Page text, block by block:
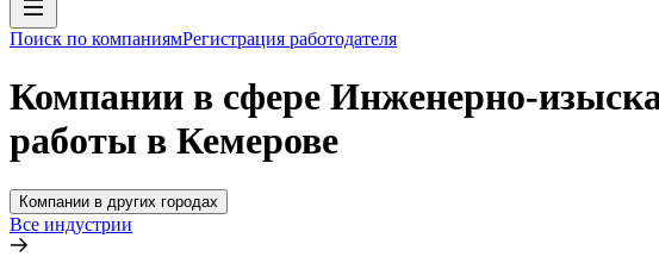
Поиск по компаниямРегистрация работодателя
Компании в сфере Инженерно-
работы в Кемерове
Компании в других городах
Все индустрии